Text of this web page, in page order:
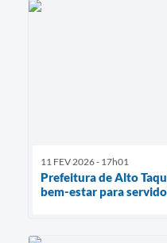
11 FEV 2026 - 17h01
Prefeitura de Alto
bem-estar para